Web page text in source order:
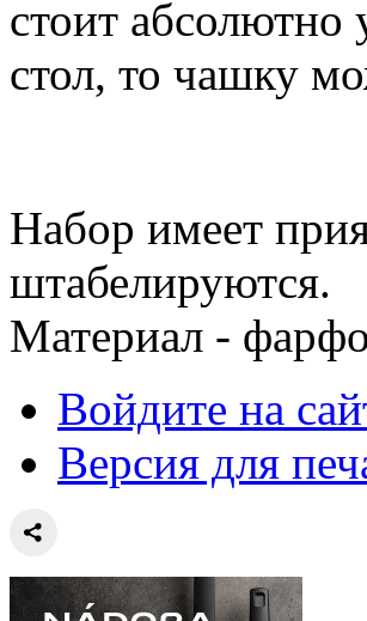
стоит абсолютно
стол, то чашку
Набор имеет
штабелируются.
Материал -
Войдите на
Версия для